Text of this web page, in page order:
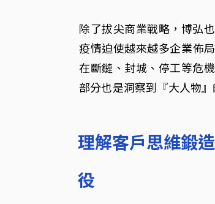
除了拔尖商業戰略，博弘
疫情迫使越來越多企業佈
在斷鏈、封城、停工等危
部分也是洞察到『大人物』
理解客戶思維鍛
役